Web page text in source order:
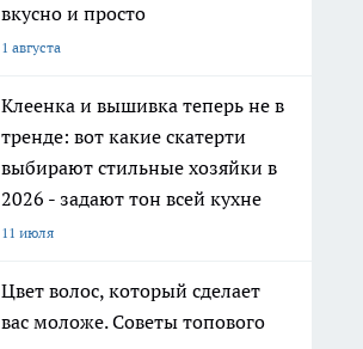
вкусно и просто
1 августа
Клеенка и вышивка теперь не в
тренде: вот какие скатерти
выбирают стильные хозяйки в
2026 - задают тон всей кухне
11 июля
Цвет волос, который сделает
вас моложе. Советы топового